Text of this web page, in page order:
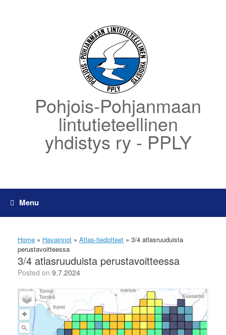
Pohjois-Pohjanmaan
lintutieteellinen
yhdistys ry - PPLY
Menu
Home » Havainnot » Atlas-tiedotteet » 3/4 atlasruuduista
perustavoitteessa
3/4 atlasruuduista perustavoitteessa
Posted on 9.7.2024